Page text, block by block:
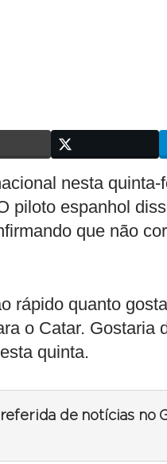
nesta
piloto espanhol
que não
rápido quanto
o Catar. Gostaria
quinta.
de notícias no